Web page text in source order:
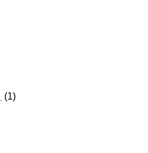
(1)